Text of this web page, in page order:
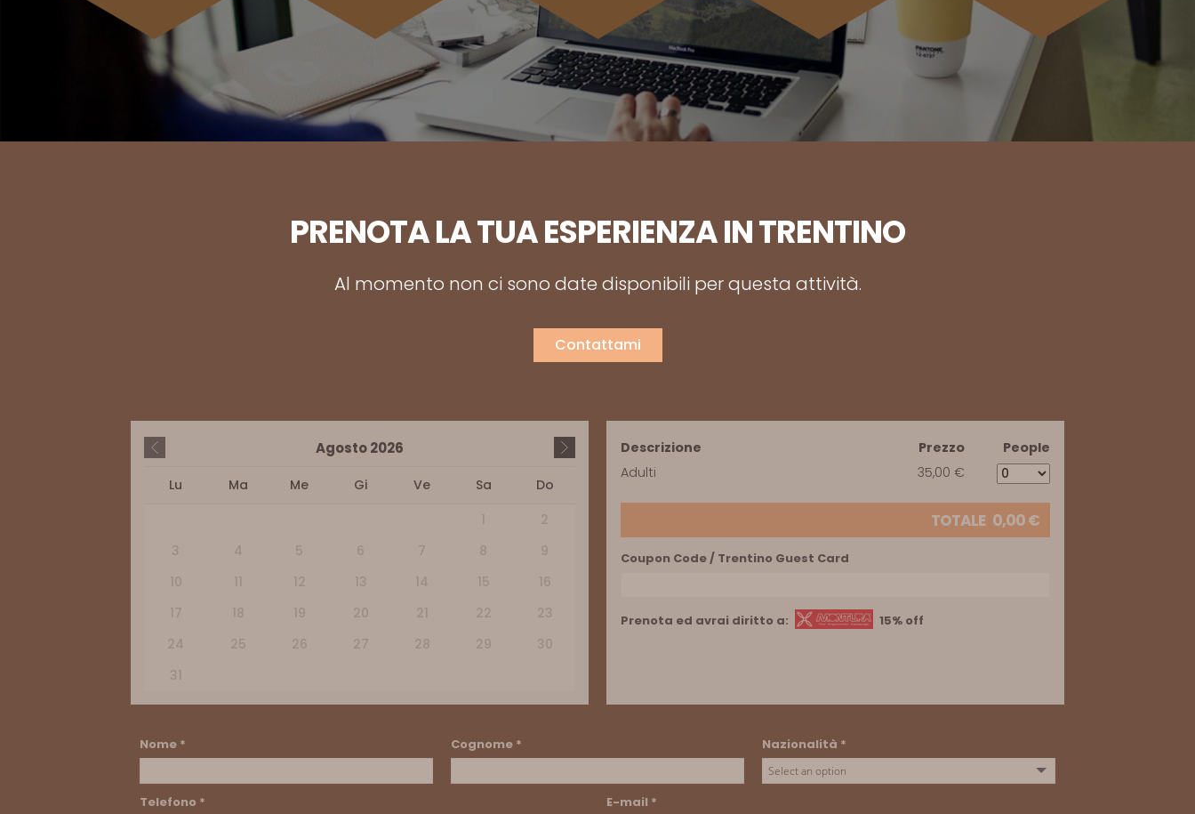
PRENOTA LA TUA ESPERIENZA IN TRENTINO
Al momento non ci sono date disponibili per questa attività.
Contattami
Agosto2026
Lu Ma Me Gi Ve Sa
Do
1
2
3
4 5 6 7 8
9
10
11 12 13 14 15
16
17
18 19 20 21 22
23
24
25 26 27 28 29
30
31
Descrizione Prezzo
People
Adulti
35,00 €
TOTALE 0,00€
Coupon Code / Trentino Guest Card
Prenota ed avrai diritto a: 15% off
Nome * Cognome * Nazionalità *
Telefono * E-mail *